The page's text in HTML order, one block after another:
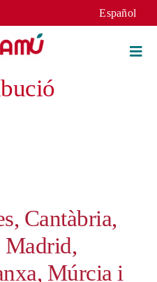
Español
Cantàbria,
Madrid,
Múrcia i